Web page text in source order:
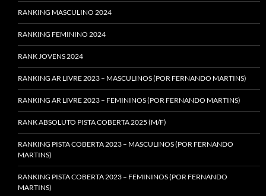
RANKING MASCULINO 2024
RANKING FEMININO 2024
RANK JOVENS 2024
RANKING AR LIVRE 2023 – MASCULINOS (POR FERNANDO MARTINS)
RANKING AR LIVRE 2023 – FEMININOS (POR FERNANDO MARTINS)
RANK ABSOLUTO PISTA COBERTA 2025 (M/F)
RANKING PISTA COBERTA 2023 – MASCULINOS (POR FERNANDO
MARTINS)
RANKING PISTA COBERTA 2023 – FEMININOS (POR FERNANDO
MARTINS)